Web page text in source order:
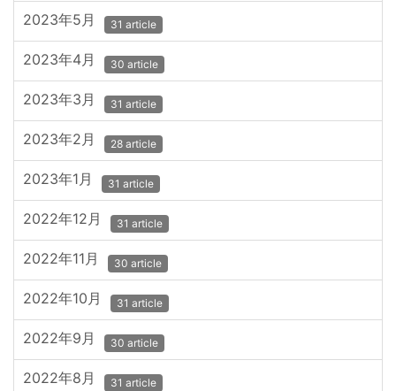
2023年5月 31 article
2023年4月 30 article
2023年3月 31 article
2023年2月 28 article
2023年1月 31 article
2022年12月 31 article
2022年11月 30 article
2022年10月 31 article
2022年9月 30 article
2022年8月 31 article